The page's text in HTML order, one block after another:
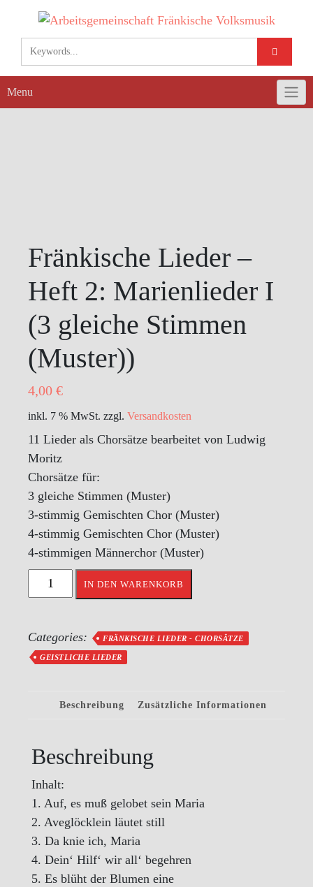
content
Menu
Fränkische Lieder –
Heft 2: Marienlieder I
(3 gleiche Stimmen
(Muster))
4,00 €
inkl. 7 % MwSt. zzgl. Versandkosten
11 Lieder als Chorsätze bearbeitet von Ludwig
Moritz
Chorsätze für:
3 gleiche Stimmen (Muster)
3-stimmig Gemischten Chor (Muster)
4-stimmig Gemischten Chor (Muster)
4-stimmigen Männerchor (Muster)
Fränkische
Lieder
Heft
2:
Stimmen
(Muster))
Menge
IN DEN WARENKORB
Categories: FRÄNKISCHE LIEDER - CHORSÄTZE
GEISTLICHE LIEDER
Beschreibung Zusätzliche Informationen
Beschreibung
Inhalt:
1. Auf, es muß gelobet sein Maria
2. Aveglöcklein läutet still
3. Da knie ich, Maria
4. Dein‘ Hilf‘ wir all‘ begehren
5. Es blüht der Blumen eine